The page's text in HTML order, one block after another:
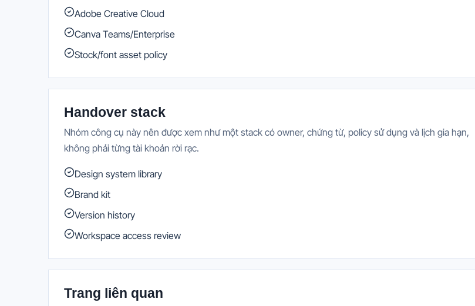
Adobe Creative Cloud
Canva Teams/Enterprise
Stock/font asset policy
Handover stack
Nhóm công cụ này nên được xem như một stack có owner, chứng từ, policy sử dụng và lịch gia hạn,
không phải từng tài khoản rời rạc.
Design system library
Brand kit
Version history
Workspace access review
Trang liên quan